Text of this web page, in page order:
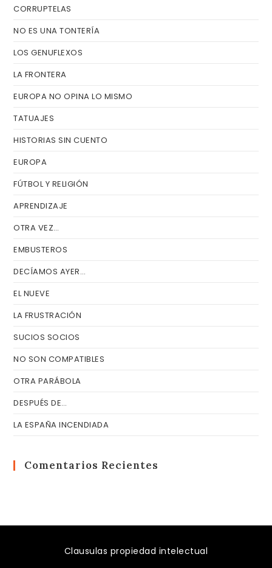
CORRUPTELAS
NO ES UNA TONTERÍA
LOS GENUFLEXOS
LA FRONTERA
EUROPA NO OPINA LO MISMO
TATUAJES
HISTORIAS SIN CUENTO
EUROPA
FÚTBOL Y RELIGIÓN
APRENDIZAJE
OTRA VEZ…
EMBUSTEROS
DECÍAMOS AYER…
EL NUEVE
LA FRUSTRACIÓN
SUCIOS SOCIOS
NO SON COMPATIBLES
OTRA PARÁBOLA
DESPUÉS DE…
LA ESPAÑA INCENDIADA
Comentarios Recientes
Clausulas propiedad intelectual